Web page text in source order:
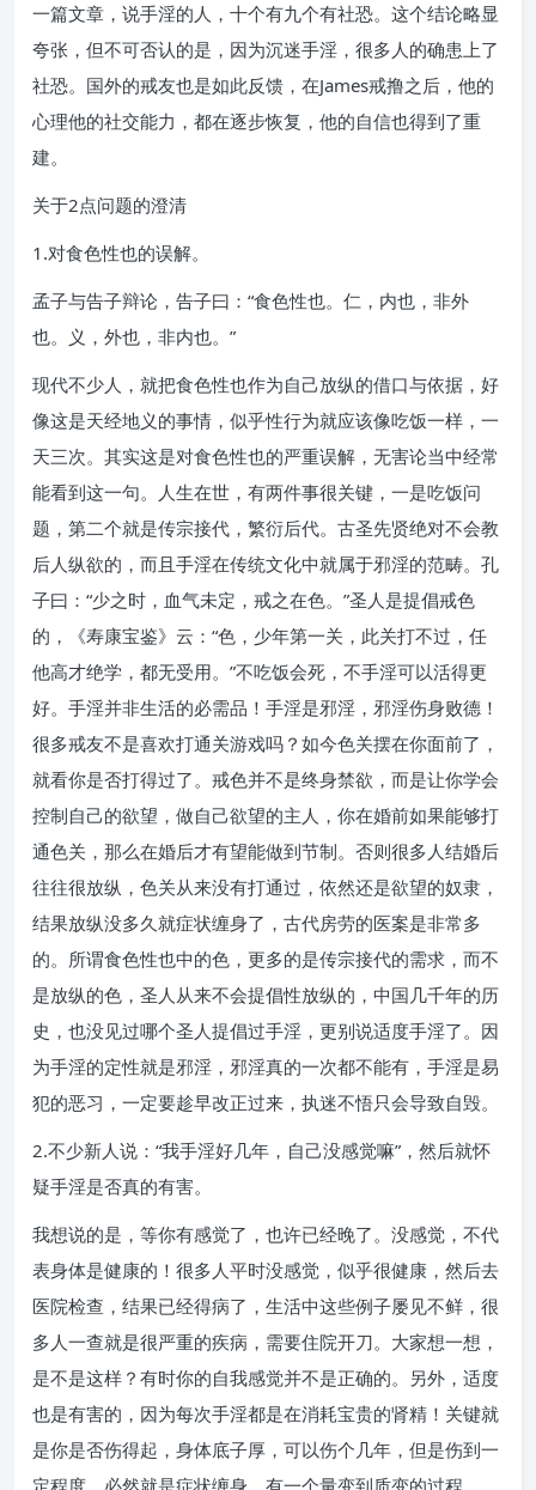
一篇文章，说手淫的人，十个有九个有社恐。这个结论略显
夸张，但不可否认的是，因为沉迷手淫，很多人的确患上了
社恐。国外的戒友也是如此反馈，在James戒撸之后，他的
心理他的社交能力，都在逐步恢复，他的自信也得到了重
建。
关于2点问题的澄清
1.对食色性也的误解。
孟子与告子辩论，告子曰：“食色性也。仁，内也，非外
也。义，外也，非内也。”
现代不少人，就把食色性也作为自己放纵的借口与依据，好
像这是天经地义的事情，似乎性行为就应该像吃饭一样，一
天三次。其实这是对食色性也的严重误解，无害论当中经常
能看到这一句。人生在世，有两件事很关键，一是吃饭问
题，第二个就是传宗接代，繁衍后代。古圣先贤绝对不会教
后人纵欲的，而且手淫在传统文化中就属于邪淫的范畴。孔
子曰：“少之时，血气未定，戒之在色。”圣人是提倡戒色
的，《寿康宝鉴》云：“色，少年第一关，此关打不过，任
他高才绝学，都无受用。”不吃饭会死，不手淫可以活得更
好。手淫并非生活的必需品！手淫是邪淫，邪淫伤身败德！
很多戒友不是喜欢打通关游戏吗？如今色关摆在你面前了，
就看你是否打得过了。戒色并不是终身禁欲，而是让你学会
控制自己的欲望，做自己欲望的主人，你在婚前如果能够打
通色关，那么在婚后才有望能做到节制。否则很多人结婚后
往往很放纵，色关从来没有打通过，依然还是欲望的奴隶，
结果放纵没多久就症状缠身了，古代房劳的医案是非常多
的。所谓食色性也中的色，更多的是传宗接代的需求，而不
是放纵的色，圣人从来不会提倡性放纵的，中国几千年的历
史，也没见过哪个圣人提倡过手淫，更别说适度手淫了。因
为手淫的定性就是邪淫，邪淫真的一次都不能有，手淫是易
犯的恶习，一定要趁早改正过来，执迷不悟只会导致自毁。
2.不少新人说：“我手淫好几年，自己没感觉嘛”，然后就怀
疑手淫是否真的有害。
我想说的是，等你有感觉了，也许已经晚了。没感觉，不代
表身体是健康的！很多人平时没感觉，似乎很健康，然后去
医院检查，结果已经得病了，生活中这些例子屡见不鲜，很
多人一查就是很严重的疾病，需要住院开刀。大家想一想，
是不是这样？有时你的自我感觉并不是正确的。另外，适度
也是有害的，因为每次手淫都是在消耗宝贵的肾精！关键就
是你是否伤得起，身体底子厚，可以伤个几年，但是伤到一
定程度，必然就是症状缠身，有一个量变到质变的过程。